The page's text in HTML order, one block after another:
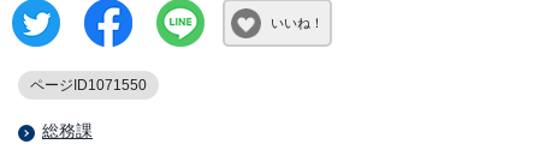
いいね！
ページID1071550
総務課